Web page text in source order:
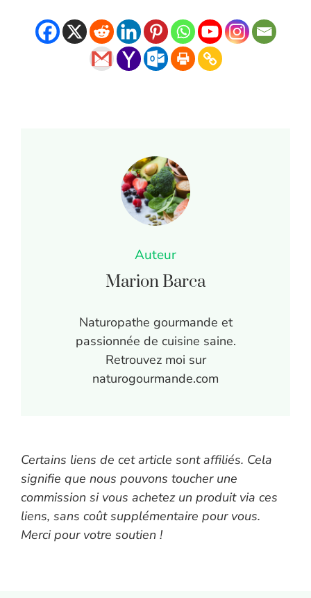
Auteur
Marion Barca
Naturopathe gourmande et
passionnée de cuisine saine.
Retrouvez moi sur
naturogourmande.com
Certains liens de cet article sont affiliés. Cela
signifie que nous pouvons toucher une
commission si vous achetez un produit via ces
liens, sans coût supplémentaire pour vous.
Merci pour votre soutien !